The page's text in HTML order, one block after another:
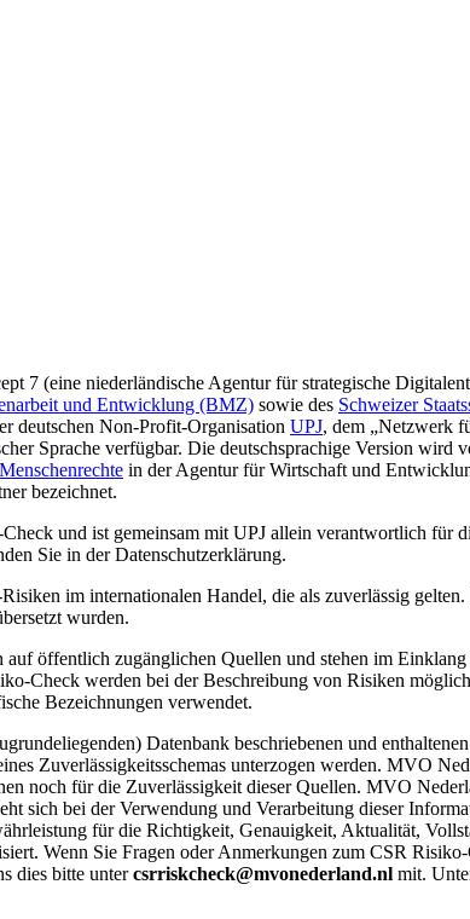
7 (eine niederländische Agentur für strategische
und Entwicklung (BMZ) sowie des Schweizer
deutschen Non-Profit-Organisation UPJ, dem „Netzwerk
Sprache verfügbar. Die deutschsprachige Version
in der Agentur für Wirtschaft und
bezeichnet.
und ist gemeinsam mit UPJ allein verantwortlich für
Sie in der Datenschutzerklärung.
im internationalen Handel, die als zuverlässig
wurden.
öffentlich zugänglichen Quellen und stehen im
Check werden bei der Beschreibung von Risiken
Bezeichnungen verwendet.
Datenbank beschriebenen und
Zuverlässigkeitsschemas unterzogen werden. MVO
noch für die Zuverlässigkeit dieser Quellen. MVO
sich bei der Verwendung und Verarbeitung dieser
für die Richtigkeit, Genauigkeit, Aktualität,
Wenn Sie Fragen oder Anmerkungen zum CSR
dies bitte untercsrriskcheck@mvonederland.nl mit.